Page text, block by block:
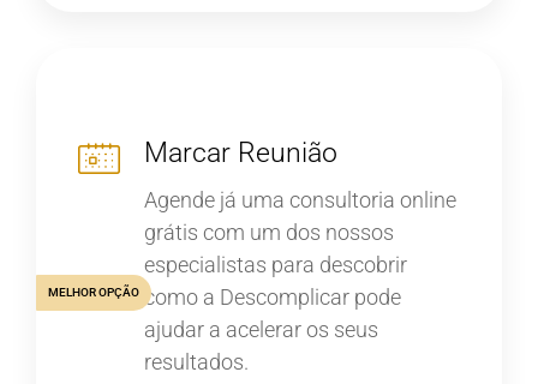
Marcar Reunião
Agende já uma consultoria online
grátis com um dos nossos
especialistas para descobrir
como a Descomplicar pode
ajudar a acelerar os seus
resultados.
MELHOR OPÇÃO